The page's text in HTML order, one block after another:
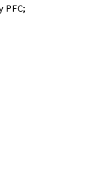
PFC;